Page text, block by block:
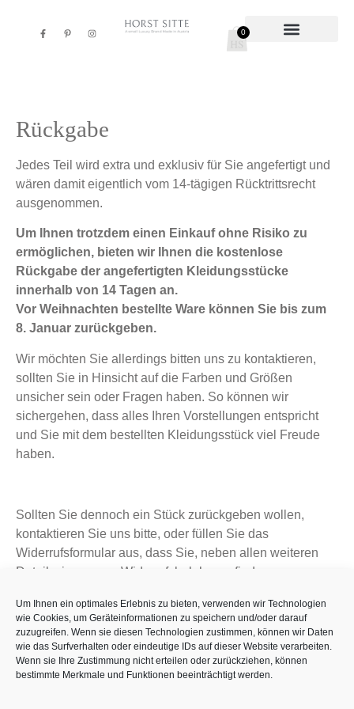
Um Ihnen ein optimales Erlebnis zu bieten, verwenden wir Technologien
wie Cookies, um Geräteinformationen zu speichern und/oder darauf
zuzugreifen. Wenn sie diesen Technologien zustimmen, können wir Daten
wie das Surfverhalten oder eindeutige IDs auf dieser Website verarbeiten.
Wenn sie Ihre Zustimmung nicht erteilen oder zurückziehen, können
bestimmte Merkmale und Funktionen beeinträchtigt werden.
0
Rückgabe
Jedes Teil wird extra und exklusiv für Sie angefertigt und
wären damit eigentlich vom 14-tägigen Rücktrittsrecht
ausgenommen.
Um Ihnen trotzdem einen Einkauf ohne Risiko zu
ermöglichen, bieten wir Ihnen die kostenlose
Rückgabe der angefertigten Kleidungsstücke
innerhalb von 14 Tagen an.
Vor Weihnachten bestellte Ware können Sie bis zum
8. Januar zurückgeben.
Wir möchten Sie allerdings bitten uns zu kontaktieren,
sollten Sie in Hinsicht auf die Farben und Größen
unsicher sein oder Fragen haben. So können wir
sichergehen, dass alles Ihren Vorstellungen entspricht
und Sie mit dem bestellten Kleidungsstück viel Freude
haben.
Sollten Sie dennoch ein Stück zurückgeben wollen,
kontaktieren Sie uns bitte, oder füllen Sie das
Widerrufsformular aus, dass Sie, neben allen weiteren
Details, in unserer Widerrufsbelehrung finden.
Wir kontaktieren Sie dann, um die Rücksendung zu
organisieren.
Bitte beachten Sie, dass eine Rückgabe ausgeschlossen